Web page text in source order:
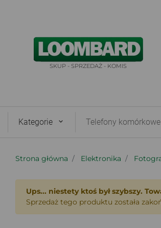
SKUP - SPRZEDAŻ - KOMIS
Kategorie Telefony komórkowe
Strona główna Elektronika
Ups... niestety ktoś był szybszy.
Sprzedaż tego produktu została